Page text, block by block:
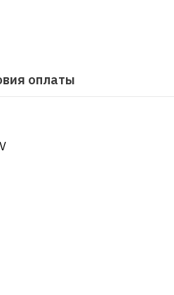
оплаты